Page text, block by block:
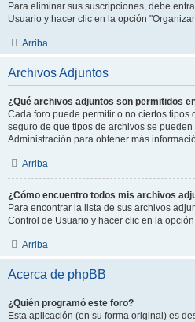
Para eliminar sus suscripciones, debe
Usuario y hacer clic en la opción
Arriba
Archivos Adjuntos
¿Qué archivos adjuntos son permitidos
Cada foro puede permitir o no ciertos tipos
seguro de que tipos de archivos se
Administración para obtener más
Arriba
¿Cómo encuentro todos mis archivos
Para encontrar la lista de sus archivos
Control de Usuario y hacer clic en la
Arriba
Acerca de phpBB
¿Quién programó este foro?
Esta aplicación (en su forma original) es